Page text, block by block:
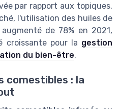
par rapport aux topiques.
l'utilisation des huiles de
de 78% en 2021,
croissante pour la gestion
du bien-être.
comestibles : la